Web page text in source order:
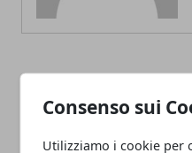
Consenso sui
Utilizziamo i cookie per